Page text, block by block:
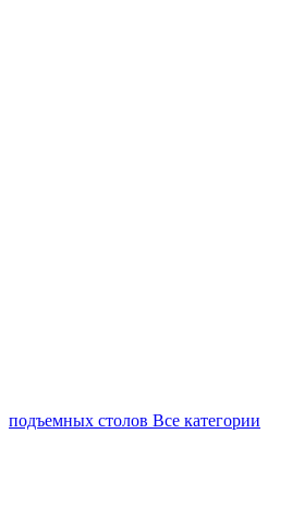
подъемных столов Все категории